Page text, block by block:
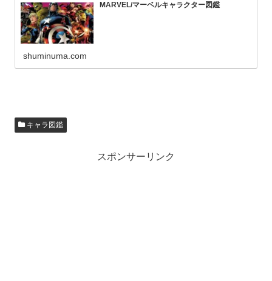
MARVEL/マーベルキャラクター図鑑
shuminuma.com
キャラ図鑑
スポンサーリンク